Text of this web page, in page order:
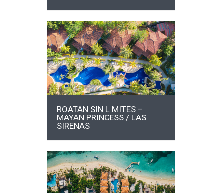
MÁS INFO
ROATAN SIN LIMITES –
MAYAN PRINCESS / LAS
SIRENAS
MÁS INFO